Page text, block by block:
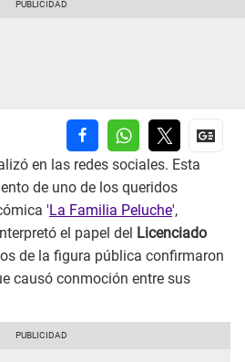
en las redes sociales. Esta
de uno de los queridos
'La Familia Peluche',
el papel del Licenciado
de la figura pública confirmaron
causó conmoción entre sus